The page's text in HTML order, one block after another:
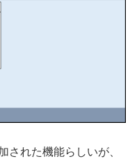
された機能らしいが、